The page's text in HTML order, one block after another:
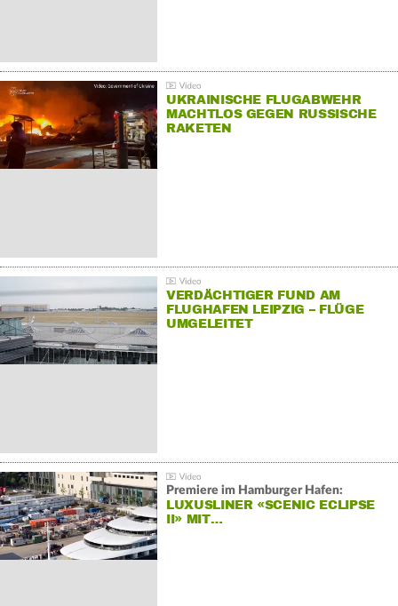
UKRAINISCHE FLUGABWEHR
MACHTLOS GEGEN RUSSISCHE
RAKETEN
VERDÄCHTIGER FUND AM
FLUGHAFEN LEIPZIG – FLÜGE
UMGELEITET
Premiere im Hamburger Hafen:
LUXUSLINER «SCENIC ECLIPSE
II» MIT…